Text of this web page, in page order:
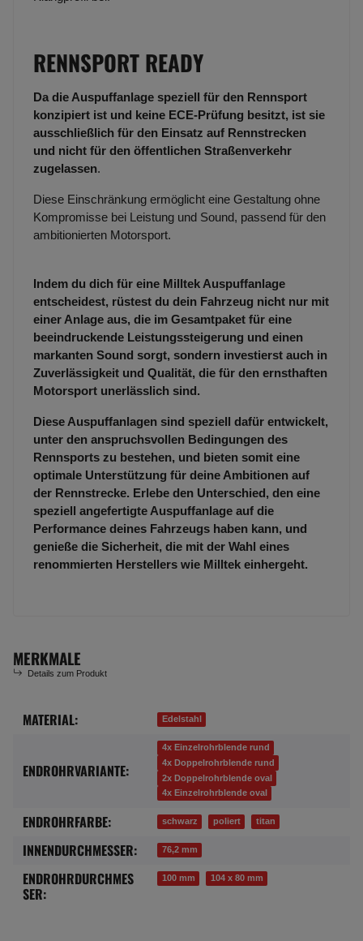
RENNSPORT READY
Da die Auspuffanlage speziell für den Rennsport
konzipiert ist und keine ECE-Prüfung besitzt, ist sie
ausschließlich für den Einsatz auf Rennstrecken
und nicht für den öffentlichen Straßenverkehr
zugelassen.
Diese Einschränkung ermöglicht eine Gestaltung ohne
Kompromisse bei Leistung und Sound, passend für den
ambitionierten Motorsport.
Indem du dich für eine Milltek Auspuffanlage
entscheidest, rüstest du dein Fahrzeug nicht nur mit
einer Anlage aus, die im Gesamtpaket für eine
beeindruckende Leistungssteigerung und einen
markanten Sound sorgt, sondern investierst auch in
Zuverlässigkeit und Qualität, die für den ernsthaften
Motorsport unerlässlich sind.
Diese Auspuffanlagen sind speziell dafür entwickelt,
unter den anspruchsvollen Bedingungen des
Rennsports zu bestehen, und bieten somit eine
optimale Unterstützung für deine Ambitionen auf
der Rennstrecke. Erlebe den Unterschied, den eine
speziell angefertigte Auspuffanlage auf die
Performance deines Fahrzeugs haben kann, und
genieße die Sicherheit, die mit der Wahl eines
renommierten Herstellers wie Milltek einhergeht.
MERKMALE
Details zum Produkt
Produkteigenschaft
Wert
MATERIAL: Edelstahl
ENDROHRVARIANTE:
4x Einzelrohrblende rund
4x Doppelrohrblende rund
2x Doppelrohrblende oval
4x Einzelrohrblende oval
ENDROHRFARBE: schwarz poliert titan
INNENDURCHMESSER: 76,2 mm
ENDROHRDURCHMES
SER:
100 mm 104 x 80 mm